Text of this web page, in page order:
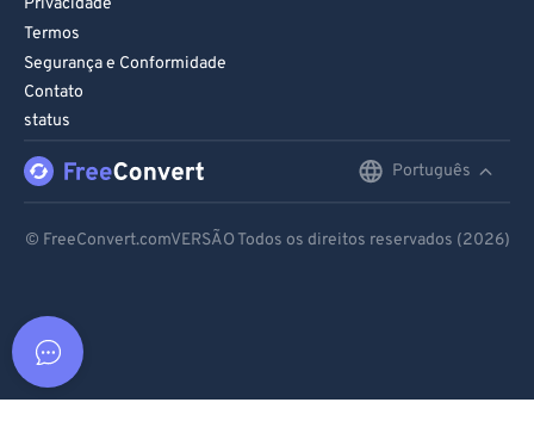
Privacidade
Termos
Segurança e Conformidade
Contato
status
Português
© FreeConvert.comVERSÃO Todos os direitos reservados (2026)